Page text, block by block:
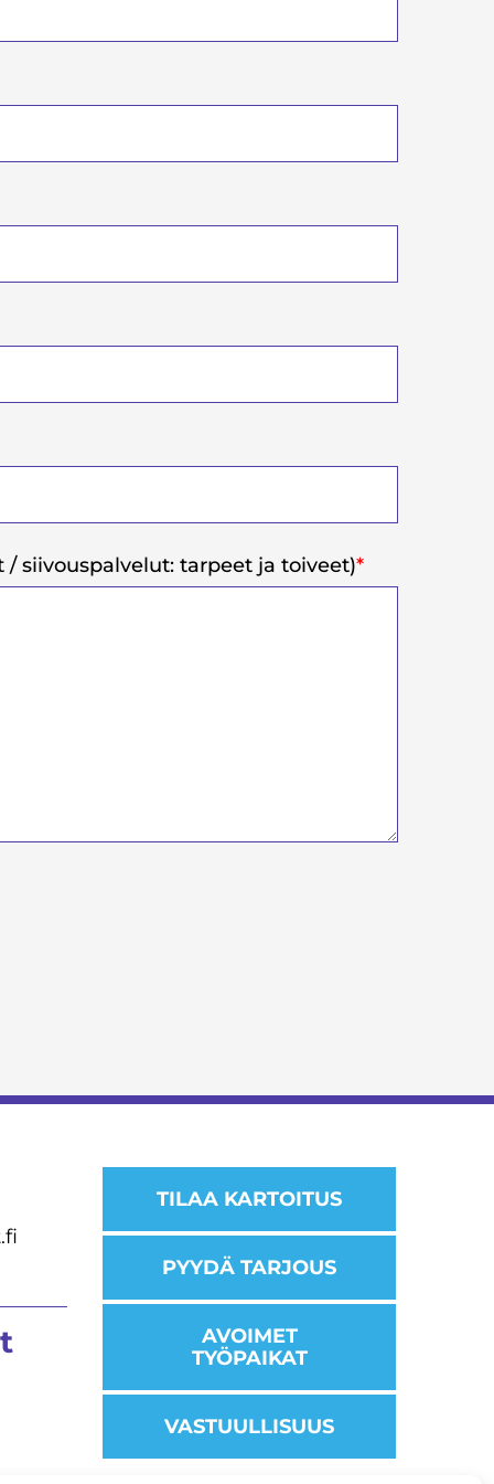
siivouspalvelut: tarpeet ja toiveet)*
TILAA KARTOITUS
PYYDÄ TARJOUS
AVOIMET
TYÖPAIKAT
VASTUULLISUUS